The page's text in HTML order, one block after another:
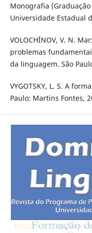
Monografia
Universidade Estadual
VOLOCHÍNOV, V. N.
problemas
da linguagem. São
VYGOTSKY, L. S. A
Paulo: Martins Fontes,